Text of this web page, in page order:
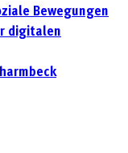
Bewegungen
digitalen